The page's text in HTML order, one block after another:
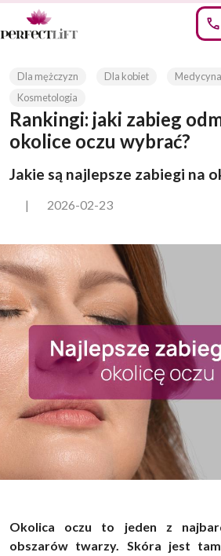
Dla mężczyzn Dla kobiet
Kosmetologia
Rankingi: jaki zabieg
okolice oczu wybrać?
Jakie są najlepsze zabiegi na
| 2026-02-23
Okolica oczu to jeden z
obszarów twarzy. Skóra jest